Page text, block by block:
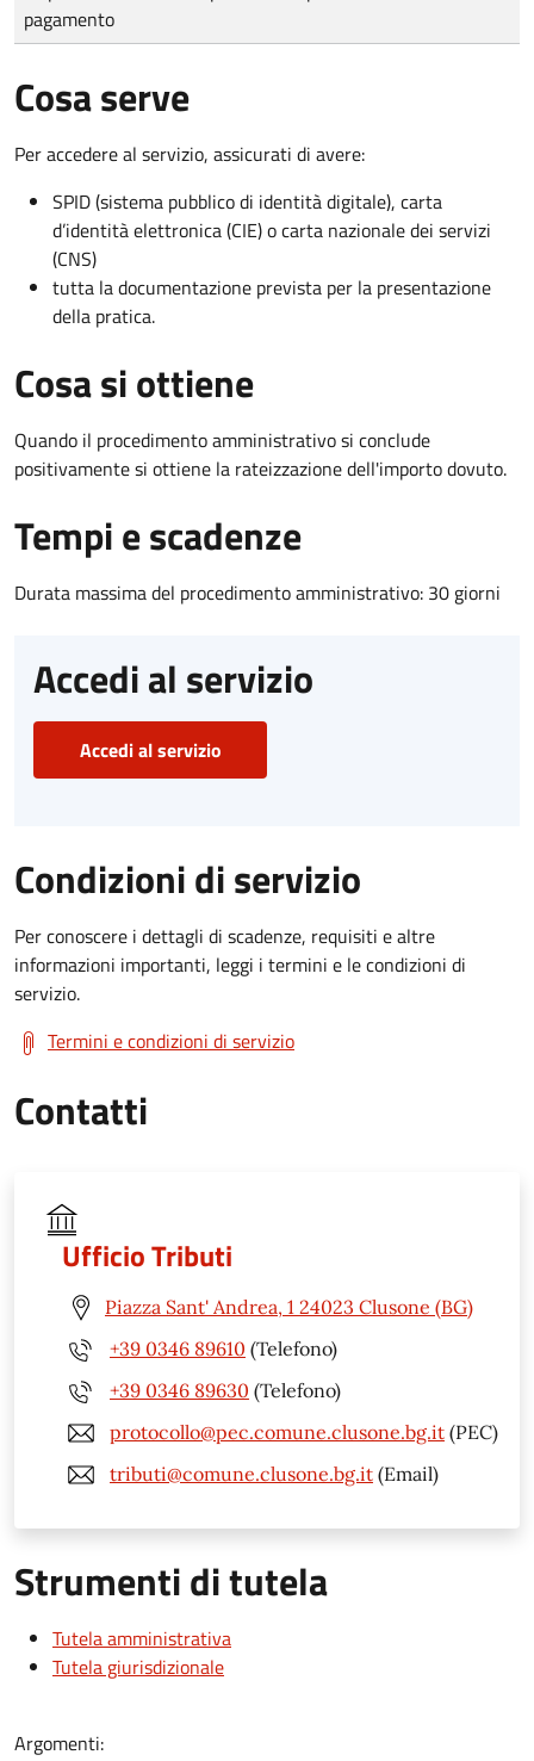
pagamento
Cosa serve
Per accedere al servizio, assicurati di avere:
SPID (sistema pubblico di identità digitale), carta
d’identità elettronica (CIE) o carta nazionale dei servizi
(CNS)
tutta la documentazione prevista per la presentazione
della pratica.
Cosa si ottiene
Quando il procedimento amministrativo si conclude
positivamente si ottiene la rateizzazione dell'importo dovuto.
Tempi e scadenze
Durata massima del procedimento amministrativo: 30 giorni
Accedi al servizio
Accedi al servizio
Condizioni di servizio
Per conoscere i dettagli di scadenze, requisiti e altre
informazioni importanti, leggi i termini e le condizioni di
servizio.
Termini e condizioni di servizio
Contatti
Ufficio Tributi
Piazza Sant' Andrea, 1 24023 Clusone (BG)
+39 0346 89610 (Telefono)
+39 0346 89630 (Telefono)
protocollo@pec.comune.clusone.bg.it (PEC)
tributi@comune.clusone.bg.it (Email)
Strumenti di tutela
Tutela amministrativa
Tutela giurisdizionale
Argomenti: